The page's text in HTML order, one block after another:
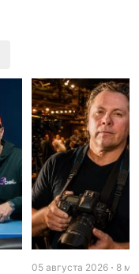
05 августа 2026 8